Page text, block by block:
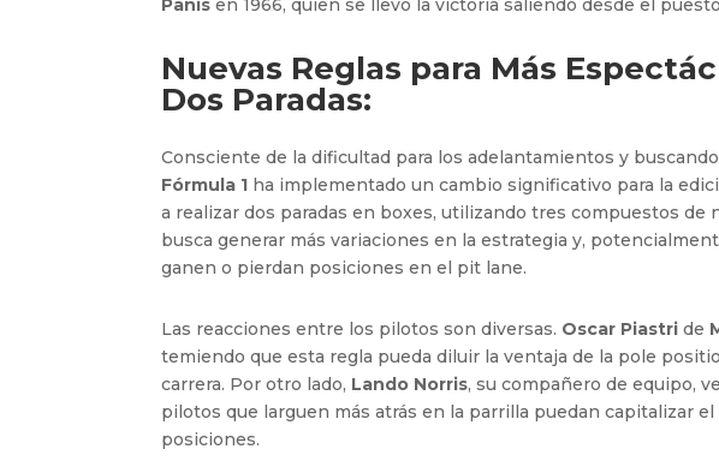
Nuevas Reglas para Más
Dos Paradas:
Consciente de la dificultad para los adelantamientos y
Fórmula 1 ha implementado un cambio significativo para la
a realizar dos paradas en boxes, utilizando tres compuestos
busca generar más variaciones en la estrategia y,
ganen o pierdan posiciones en el pit lane.
Las reacciones entre los pilotos son diversas. Oscar Piastri de
temiendo que esta regla pueda diluir la ventaja de la pole
carrera. Por otro lado, Lando Norris, su compañero de equipo,
pilotos que larguen más atrás en la parrilla puedan capitalizar
posiciones.